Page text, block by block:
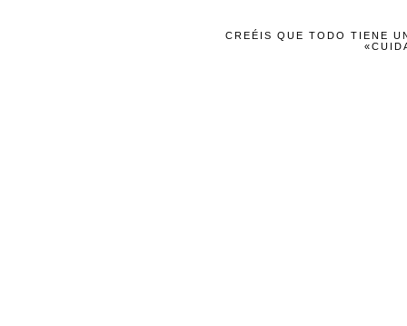
CREÉIS QUE TODO TIENE